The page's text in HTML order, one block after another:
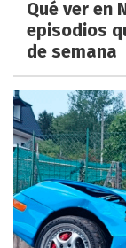
Qué ver en
episodios
de semana